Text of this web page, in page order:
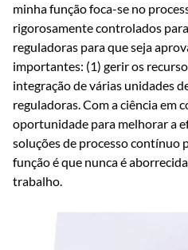
minha função foca-se no
rigorosamente controlados
reguladoras para que seja
importantes: (1) gerir os
integração de várias unidades
reguladoras. Com a ciência em
oportunidade para melhorar a
soluções de processo contínuo
função é que nunca é
trabalho.